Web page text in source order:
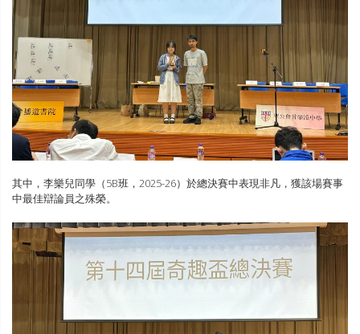
其中，李樂兒同學（5B班，2025-26）於總決賽中表現非凡，獲該場賽事
中最佳辯論員之殊榮。